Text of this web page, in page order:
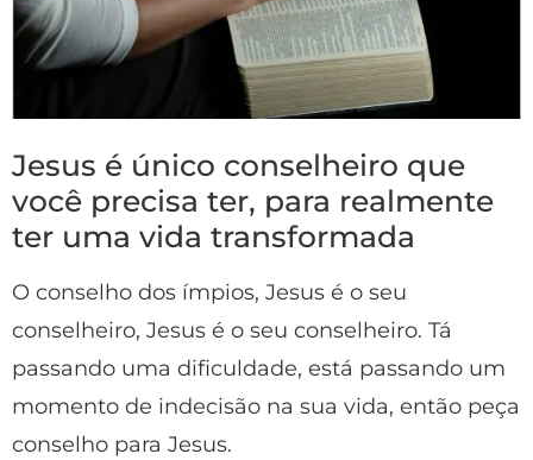
Jesus é único conselheiro que
você precisa ter, para realmente
ter uma vida transformada
O conselho dos ímpios, Jesus é o seu
conselheiro, Jesus é o seu conselheiro. Tá
passando uma dificuldade, está passando um
momento de indecisão na sua vida, então peça
conselho para Jesus.